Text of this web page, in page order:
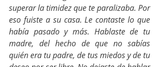
superar la timidez que te paralizaba. Por
eso fuiste a su casa. Le contaste lo que
había pasado y más. Hablaste de tu
madre, del hecho de que no sabías
quién era tu padre, de tus miedos y de tu